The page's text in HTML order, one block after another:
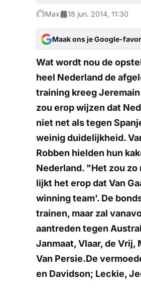
Max 18 jun. 2014, 11:30
Maak ons je Google-
Wat wordt nou de
heel Nederland de
training kreeg Jeremain
zou erop wijzen dat
niet net als tegen
weinig duidelijkheid.
Robben hielden hun
Nederland. "Het zou
lijkt het erop dat Van
winning team'. De
trainen, maar zal
aantreden tegen
Janmaat, Vlaar, de Vrij,
Van Persie.De
en Davidson; Leckie,